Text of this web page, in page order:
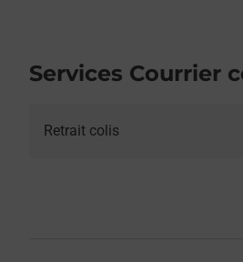
Services Courrier
Retrait colis